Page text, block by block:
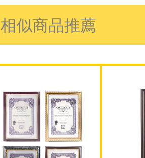
相似商品推薦